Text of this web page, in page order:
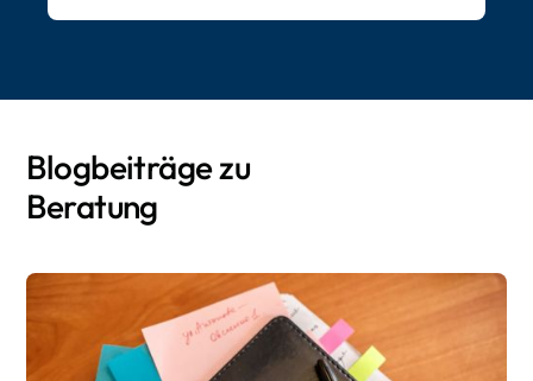
Blogbeiträge zu
Beratung